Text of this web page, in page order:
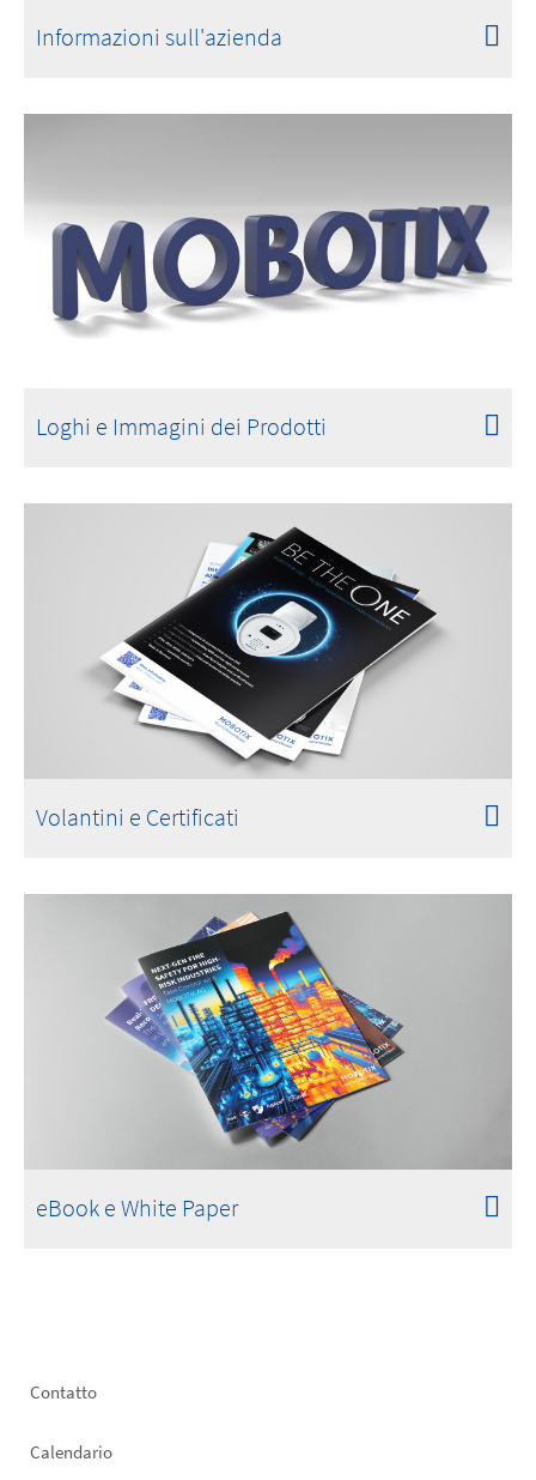
Informazioni sull'azienda
Loghi e Immagini dei Prodotti
Volantini e Certificati
eBook e White Paper
Footer
Contatto
Calendario